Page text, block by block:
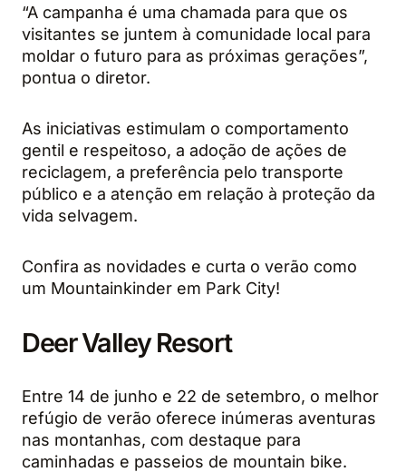
“A campanha é uma chamada para que os
visitantes se juntem à comunidade local para
moldar o futuro para as próximas gerações”,
pontua o diretor.
As iniciativas estimulam o comportamento
gentil e respeitoso, a adoção de ações de
reciclagem, a preferência pelo transporte
público e a atenção em relação à proteção da
vida selvagem.
Confira as novidades e curta o verão como
um Mountainkinder em Park City!
Deer Valley Resort
Entre 14 de junho e 22 de setembro, o melhor
refúgio de verão oferece inúmeras aventuras
nas montanhas, com destaque para
caminhadas e passeios de mountain bike.